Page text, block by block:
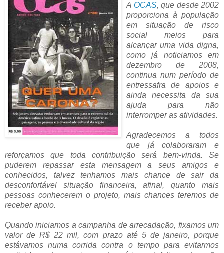
A OCAS, que desde 2002
proporciona à população
em situação de risco
social meios para
alcançar uma vida digna,
como já noticiamos em
dezembro de 2008,
continua num período de
entressafra de apoios e
ainda necessita da sua
ajuda para não
interromper as atividades.
Agradecemos a todos
que já colaboraram e
reforçamos que toda contribuição será bem-vinda. Se
puderem repassar esta mensagem a seus amigos e
conhecidos, talvez tenhamos mais chance de sair da
desconfortável situação financeira, afinal, quanto mais
pessoas conhecerem o projeto, mais chances teremos de
receber apoio.
Quando iniciamos a campanha de arrecadação, fixamos um
valor de R$ 22 mil, com prazo até 5 de janeiro, porque
estávamos numa corrida contra o tempo para evitarmos